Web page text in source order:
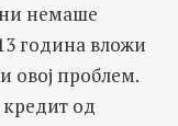
немаше
година вложи
овој проблем.
од